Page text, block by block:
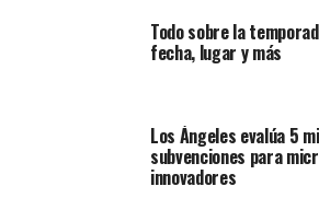
Todo sobre la
fecha, lugar y más
Los Ángeles evalúa 5
subvenciones para
innovadores